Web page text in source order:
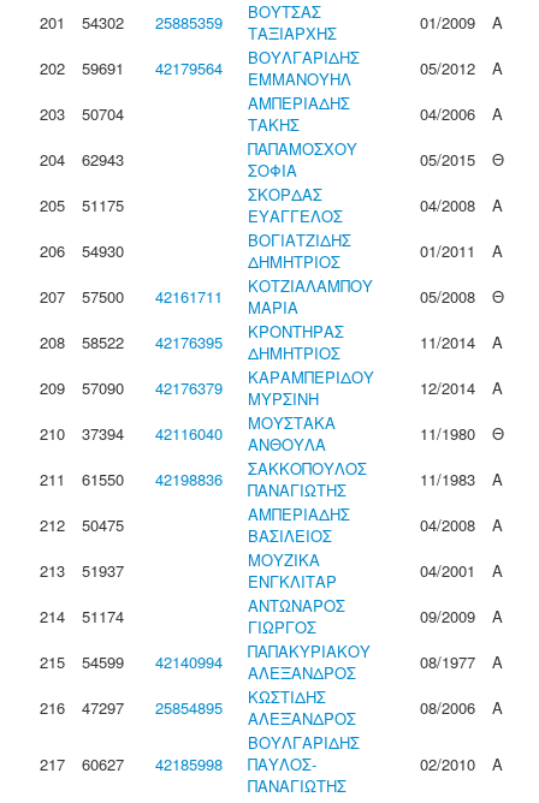
201
54302 25885359
ΒΟΥΤΣΑΣ
ΤΑΞΙΑΡΧΗΣ
01/2009
Α
202
59691 42179564
ΒΟΥΛΓΑΡΙΔΗΣ
ΕΜΜΑΝΟΥΗΛ
05/2012
Α
203
50704
ΑΜΠΕΡΙΑΔΗΣ
ΤΑΚΗΣ
04/2006
Α
204
62943
ΠΑΠΑΜΟΣΧΟΥ
ΣΟΦΙΑ
05/2015
Θ
205
51175
ΣΚΟΡΔΑΣ
ΕΥΑΓΓΕΛΟΣ
04/2008
Α
206
54930
ΒΟΓΙΑΤΖΙΔΗΣ
ΔΗΜΗΤΡΙΟΣ
01/2011
Α
207
57500 42161711
ΚΟΤΖΙΑΛΑΜΠΟΥ
ΜΑΡΙΑ
05/2008
Θ
208
58522 42176395
ΚΡΟΝΤΗΡΑΣ
ΔΗΜΗΤΡΙΟΣ
11/2014
Α
209
57090 42176379
ΚΑΡΑΜΠΕΡΙΔΟΥ
ΜΥΡΣΙΝΗ
12/2014
Α
210
37394 42116040
ΜΟΥΣΤΑΚΑ
ΑΝΘΟΥΛΑ
11/1980
Θ
211
61550 42198836
ΣΑΚΚΟΠΟΥΛΟΣ
ΠΑΝΑΓΙΩΤΗΣ
11/1983
Α
212
50475
ΑΜΠΕΡΙΑΔΗΣ
ΒΑΣΙΛΕΙΟΣ
04/2008
Α
213
51937
ΜΟΥΖΙΚΑ
ΕΝΓΚΛΙΤΑΡ
04/2001
Α
214
51174
ΑΝΤΩΝΑΡΟΣ
ΓΙΩΡΓΟΣ
09/2009
Α
215
54599 42140994
ΠΑΠΑΚΥΡΙΑΚΟΥ
ΑΛΕΞΑΝΔΡΟΣ
08/1977
Α
216
47297 25854895
ΚΩΣΤΙΔΗΣ
ΑΛΕΞΑΝΔΡΟΣ
08/2006 Α
217 60627 42185998
ΒΟΥΛΓΑΡΙΔΗΣ
ΠΑΥΛΟΣ-
ΠΑΝΑΓΙΩΤΗΣ
02/2010 Α